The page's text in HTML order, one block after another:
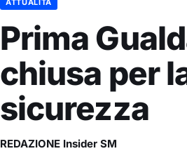
ATTUALITÀ
Prima
chiusa per
sicurezza
REDAZIONE Insider SM